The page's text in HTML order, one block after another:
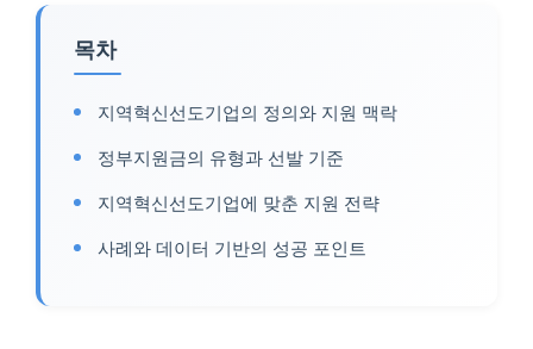
목차
지역혁신선도기업의 정의와 지원 맥락
정부지원금의 유형과 선발 기준
지역혁신선도기업에 맞춘 지원 전략
사례와 데이터 기반의 성공 포인트